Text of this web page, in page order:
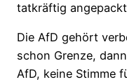
tatkräftig
Die AfD gehört
schon Grenze,
AfD, keine Stimme